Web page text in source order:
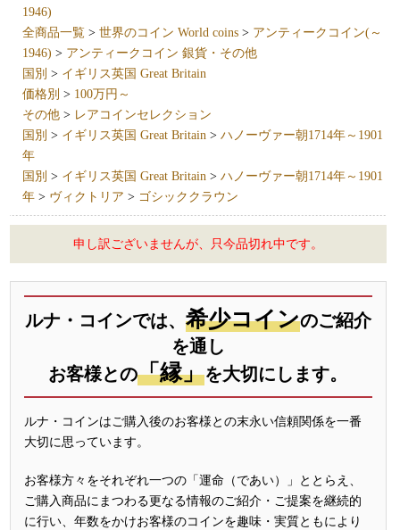
1946)
全商品一覧 >世界のコイン World coins > アンティークコイン(～
1946) > アンティークコイン 銀貨・その他
国別 > イギリス英国 Great Britain
価格別 > 100万円～
その他 > レアコインセレクション
国別 > イギリス英国 Great Britain >ハノーヴァー朝1714年～1901
年
国別 > イギリス英国 Great Britain >ハノーヴァー朝1714年～1901
年 > ヴィクトリア > ゴシッククラウン
申し訳ございませんが、只今品切れ中です。
ルナ・コインでは、 希少コインのご紹介
を通し
お客様との「縁」を大切にします。
ルナ・コインはご購入後のお客様との末永い信頼関係を一番
大切に思っています。
お客様方々をそれぞれ一つの「運命（であい）」ととらえ、
ご購入商品にまつわる更なる情報のご紹介・ご提案を継続的
に行い、年数をかけお客様のコインを趣味・実質ともにより